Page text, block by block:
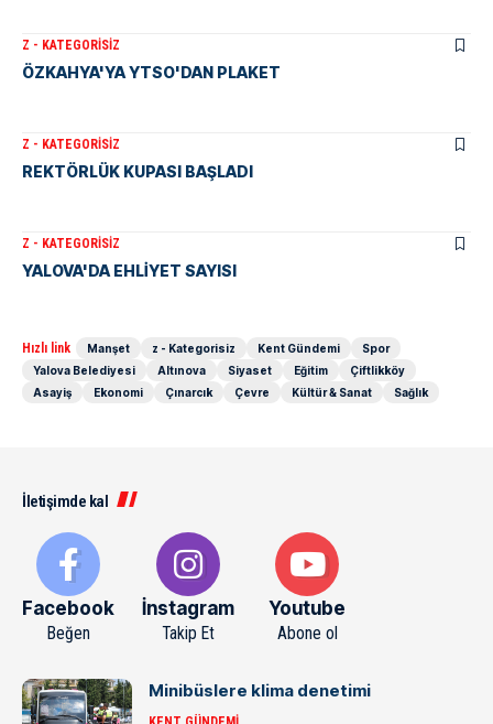
Z - KATEGORISIZ
ÖZKAHYA'YA YTSO'DAN PLAKET
Z - KATEGORISIZ
REKTÖRLÜK KUPASI BAŞLADI
Z - KATEGORISIZ
YALOVA'DA EHLİYET SAYISI
Hızlı link Manşet z - Kategorisiz Kent Gündemi
Spor
Yalova Belediyesi
Altınova Siyaset Eğitim
Çiftlikköy
Asayiş
Ekonomi Çınarcık Çevre Kültür & Sanat Sağlık
İletişimde kal
Facebook
Beğen
İnstagram
Takip Et
Youtube
Abone ol
Minibüslere klima denetimi